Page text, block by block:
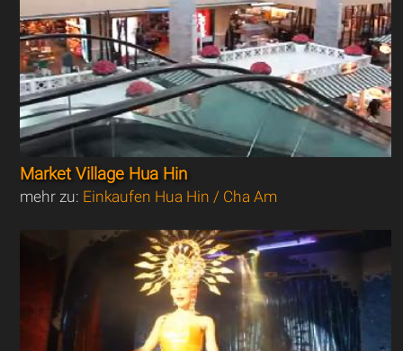
Market Village Hua Hin
mehr zu: Einkaufen Hua Hin / Cha Am